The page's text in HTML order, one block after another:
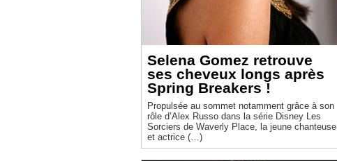
Selena Gomez retrouve
ses cheveux longs après
Spring Breakers !
Propulsée au sommet notamment grâce à son
rôle d’Alex Russo dans la série Disney Les
Sorciers de Waverly Place, la jeune chanteuse
et actrice (…)